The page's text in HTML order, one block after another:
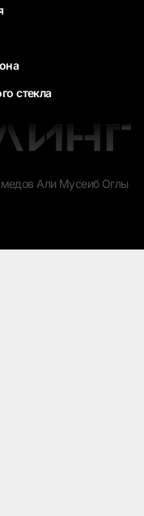
стекла
Али Мусеиб Оглы